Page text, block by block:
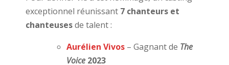
exceptionnel réunissant 7 chanteurs et
chanteusesde talent :
Aurélien Vivos – Gagnant de The
Voice 2023